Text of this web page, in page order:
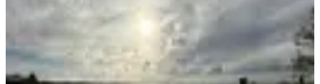
3+1· Çatı Dubleks ·